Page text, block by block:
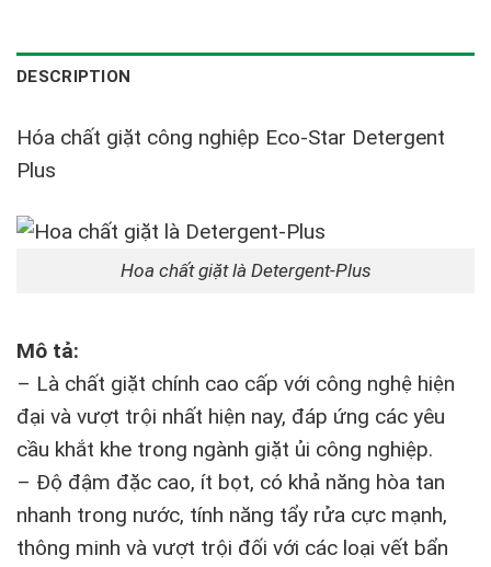
DESCRIPTION
Hóa chất giặt công nghiệp Eco-Star Detergent
Plus
Hoa chất giặt là Detergent-Plus
Mô tả:
– Là chất giặt chính cao cấp với công nghệ hiện
đại và vượt trội nhất hiện nay, đáp ứng các yêu
cầu khắt khe trong ngành giặt ủi công nghiệp.
– Độ đậm đặc cao, ít bọt, có khả năng hòa tan
nhanh trong nước, tính năng tẩy rửa cực mạnh,
thông minh và vượt trội đối với các loại vết bẩn